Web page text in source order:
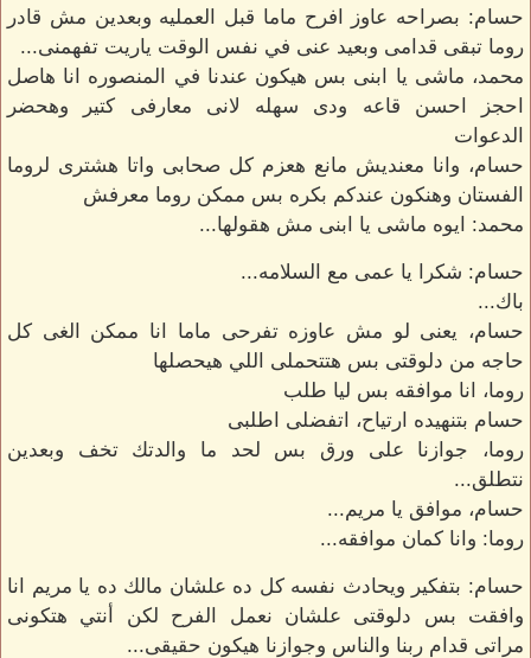
حسام: بصراحه عاوز افرح ماما قبل العمليه وبعدين مش قادر
روما تبقى قدامى وبعيد عنى في نفس الوقت ياريت تفهمنى...
محمد، ماشى يا ابنى بس هيكون عندنا في المنصوره انا هاصل
احجز احسن قاعه ودى سهله لانى معارفى كتير وهحضر
الدعوات
حسام، وانا معنديش مانع هعزم كل صحابى واتا هشترى لروما
الفستان وهنكون عندكم بكره بس ممكن روما معرفش
محمد: ايوه ماشى يا ابنى مش هقولها...
حسام: شكرا يا عمى مع السلامه...
باك...
حسام، يعنى لو مش عاوزه تفرحى ماما انا ممكن الغى كل
حاجه من دلوقتى بس هتتحملى اللي هيحصلها
روما، انا موافقه بس ليا طلب
حسام بتنهيده ارتياح، اتفضلى اطلبى
روما، جوازنا على ورق بس لحد ما والدتك تخف وبعدين
نتطلق...
حسام، موافق يا مريم...
روما: وانا كمان موافقه...
حسام: بتفكير ويحادث نفسه كل ده علشان مالك ده يا مريم انا
وافقت بس دلوقتى علشان نعمل الفرح لكن أنتي هتكونى
مراتى قدام ربنا والناس وجوازنا هيكون حقيقى...